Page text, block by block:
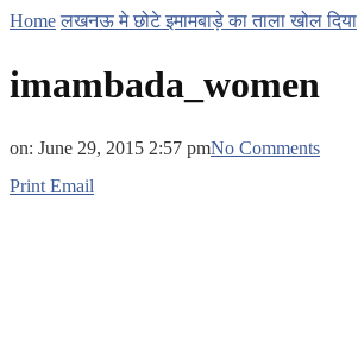
Home लखनऊ मे छोटे इमामबाड़े का ताला खोल दिया
imambada_women
on: June 29, 2015 2:57 pmNo Comments
Print Email